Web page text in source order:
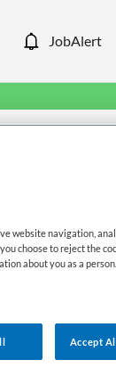
JobAlert
&
website navigation,
choose to reject the
about you as a
Accept